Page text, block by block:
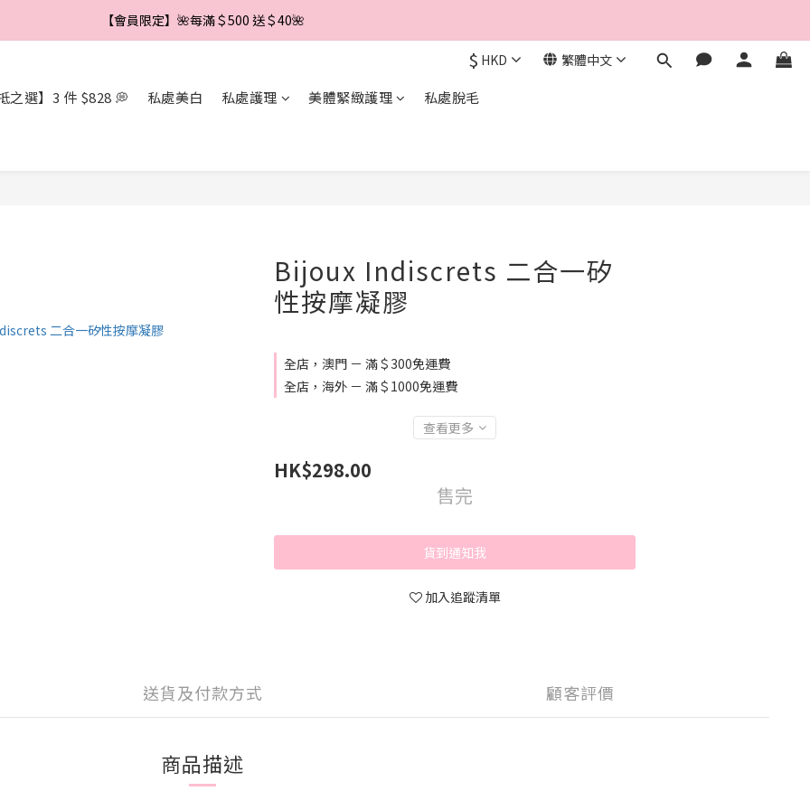
【會員限定】🌼新會員註冊即享＄888 優惠券🌼
【會員限定】🌺每滿＄500 送＄40🌺
$ HKD 繁體中文
之選】3 件 $828 💭 私處美白 私處護理 美體緊緻護理 私處脫毛
Bijoux Indiscrets 二合一矽
性按摩凝膠
全店，澳門 － 滿＄300免運費
全店，海外 － 滿＄1000免運費
查看更多
HK$298.00
售完
貨到通知我
加入追蹤清單
送貨及付款方式 顧客評價
商品描述